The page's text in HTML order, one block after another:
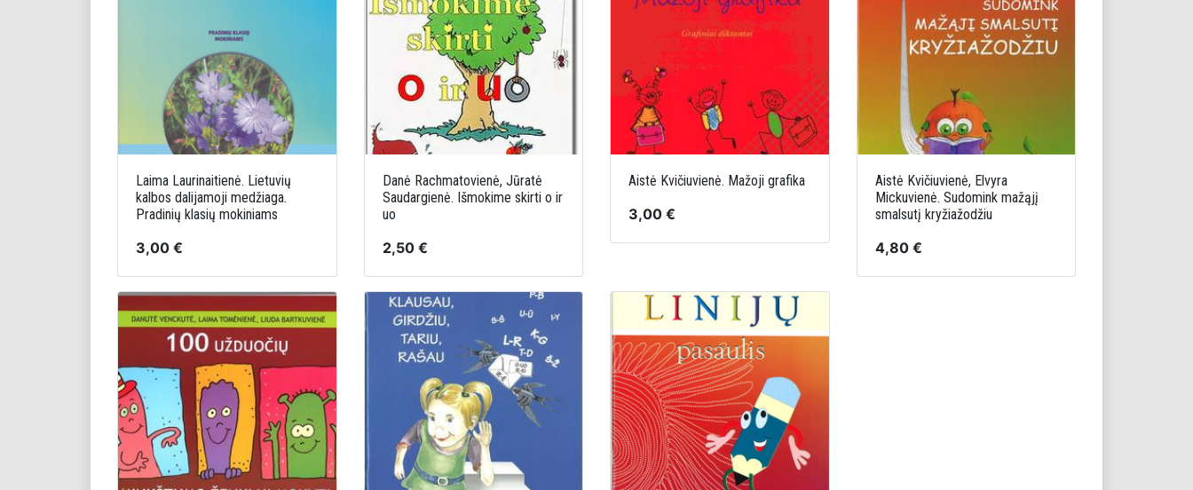
Laima Laurinaitienė. Lietuvių
kalbos dalijamoji medžiaga.
Pradinių klasių mokiniams
3,00 €
Danė Rachmatovienė, Jūratė
Saudargienė. Išmokime skirti o ir
uo
2,50 €
​Aistė Kvičiuvienė. Mažoji grafika
3,00 €
​Aistė Kvičiuvienė, Elvyra
Mickuvienė. Sudomink mažąjį
smalsutį kryžiažodžiu
4,80 €